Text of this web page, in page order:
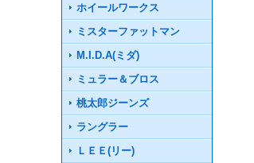
ホイールワークス
ミスターファットマン
M.I.D.A(ミダ)
ミュラー＆ブロス
桃太郎ジーンズ
ラングラー
ＬＥＥ(リー)